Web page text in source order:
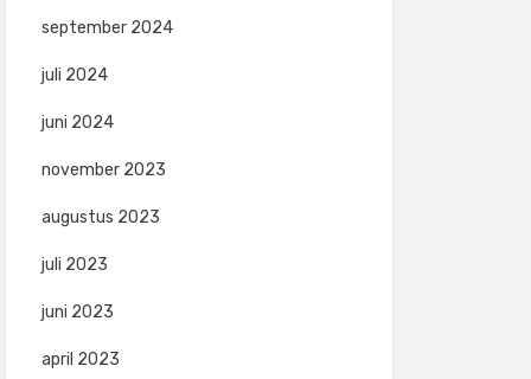
september 2024
juli 2024
juni 2024
november 2023
augustus 2023
juli 2023
juni 2023
april 2023